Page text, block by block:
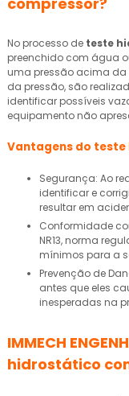
No processo de teste
preenchido com água
uma pressão acima
da pressão, são
identificar possíveis
equipamento não
Vantagens do teste
Segurança: Ao realizar o teste hidrostático, é possível
identificar e
resultar em
Conformidade com Normas: O teste hidrostático é exigido pela
NR13, norma
mínimos para a
Prevenção de Danos: Identificar problemas nos equipamentos
antes que eles
inesperadas na
IMMECH
hidrostático